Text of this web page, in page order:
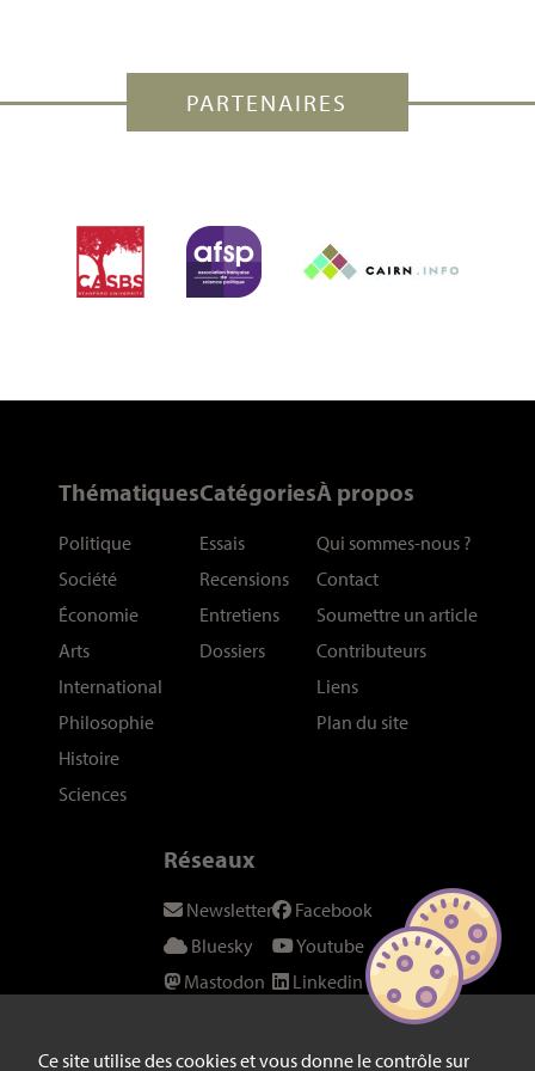
Ce site utilise des cookies et vous donne le contrôle sur
PARTENAIRES
Thématiques
Politique
Société
Économie
Arts
International
Philosophie
Histoire
Sciences
Catégories
Essais
Recensions
Entretiens
Dossiers
À propos
Qui sommes-nous ?
Contact
Soumettre un article
Contributeurs
Liens
Plan du site
Réseaux
Newsletter
Bluesky
Mastodon
Instagram
Facebook
Youtube
Linkedin
Fil RSS